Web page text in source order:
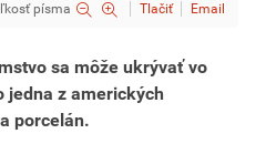
písma
Tlačiť Email
sa môže ukrývať vo
jedna z amerických
porcelán.